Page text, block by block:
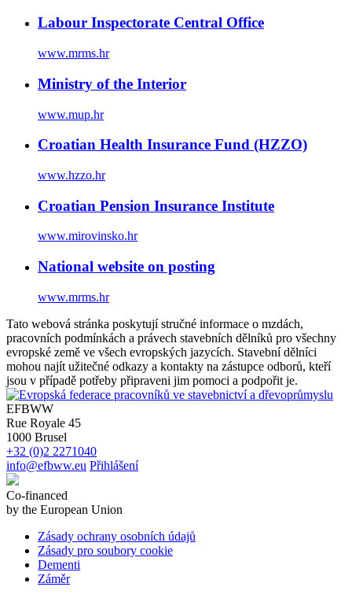
Labour Inspectorate Central Office
www.mrms.hr
Ministry of the Interior
www.mup.hr
Croatian Health Insurance Fund (HZZO)
www.hzzo.hr
Croatian Pension Insurance Institute
www.mirovinsko.hr
National website on posting
www.mrms.hr
Tato webová stránka poskytují stručné informace o mzdách,
pracovních podmínkách a právech stavebních dělníků pro všechny
evropské země ve všech evropských jazycích. Stavební dělníci
mohou najít užitečné odkazy a kontakty na zástupce odborů, kteří
jsou v případě potřeby připraveni jim pomoci a podpořit je.
EFBWW
Rue Royale 45
1000 Brusel
+32 (0)2 2271040
info@efbww.eu Přihlášení
Co-financed
by the European Union
Zásady ochrany osobních údajů
Zásady pro soubory cookie
Dementi
Záměr